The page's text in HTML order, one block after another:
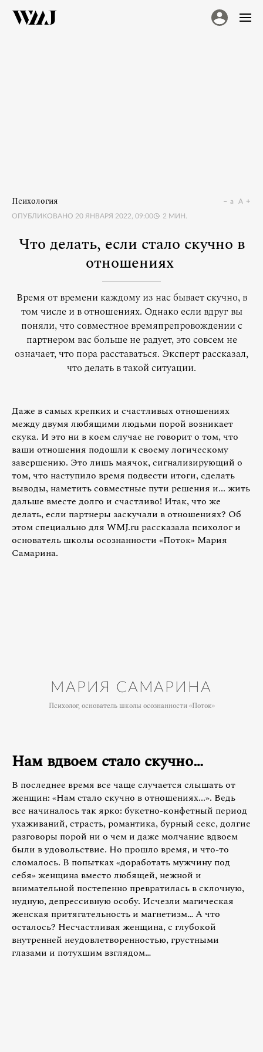
Психология
ОПУБЛИКОВАНО 20 ЯНВАРЯ 2022, 09:00 2 МИН.
a A
Что делать, если стало скучно в
отношениях
Время от времени каждому из нас бывает скучно, в
том числе и в отношениях. Однако если вдруг вы
поняли, что совместное времяпрепровождении с
партнером вас больше не радует, это совсем не
означает, что пора расставаться. Эксперт рассказал,
что делать в такой ситуации.
Даже в самых крепких и счастливых отношениях
между двумя любящими людьми порой возникает
скука. И это ни в коем случае не говорит о том, что
ваши отношения подошли к своему логическому
завершению. Это лишь маячок, сигнализирующий о
том, что наступило время подвести итоги, сделать
выводы, наметить совместные пути решения и... жить
дальше вместе долго и счастливо! Итак, что же
делать, если партнеры заскучали в отношениях? Об
этом специально для WMJ.ru рассказала психолог и
основатель школы осознанности «Поток» Мария
Самарина.
МАРИЯ САМАРИНА
Психолог, основатель школы осознанности «Поток»
Нам вдвоем стало скучно…
В последнее время все чаще случается слышать от
женщин: «Нам стало скучно в отношениях...». Ведь
все начиналось так ярко: букетно-конфетный период
ухаживаний, страсть, романтика, бурный секс, долгие
разговоры порой ни о чем и даже молчание вдвоем
были в удовольствие. Но прошло время, и что-то
сломалось. В попытках «доработать мужчину под
себя» женщина вместо любящей, нежной и
внимательной постепенно превратилась в склочную,
нудную, депрессивную особу. Исчезли магическая
женская притягательность и магнетизм… А что
осталось? Несчастливая женщина, с глубокой
внутренней неудовлетворенностью, грустными
глазами и потухшим взглядом…